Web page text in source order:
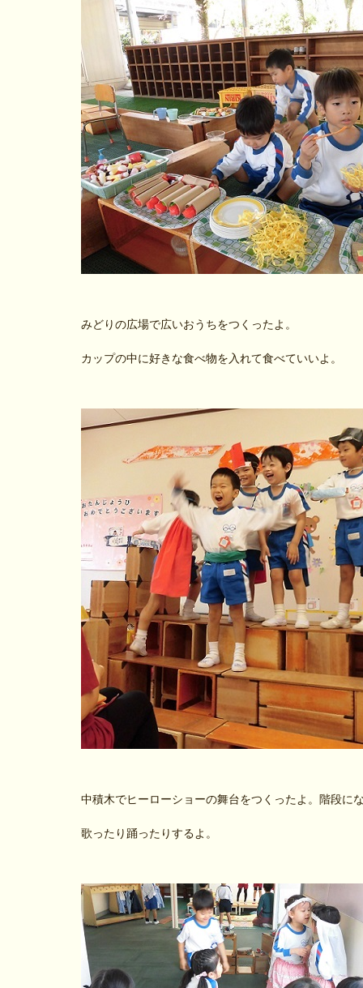
みどりの広場で広いおうちをつくったよ。
カップの中に好きな食べ物を入れて食べていいよ。
中積木でヒーローショーの舞台をつくったよ。階段に
歌ったり踊ったりするよ。